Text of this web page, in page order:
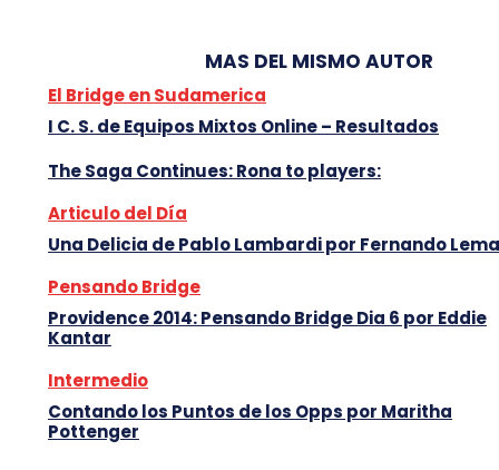
MAS DEL MISMO AUTOR
El Bridge en Sudamerica
I C. S. de Equipos Mixtos Online – Resultados
The Saga Continues: Rona to players:
Articulo del Día
Una Delicia de Pablo Lambardi por Fernando Lema
Pensando Bridge
Providence 2014: Pensando Bridge Dia 6 por Eddie
Kantar
Intermedio
Contando los Puntos de los Opps por Maritha
Pottenger